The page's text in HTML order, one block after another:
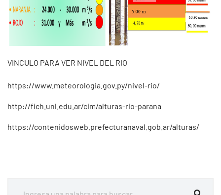
VINCULO PARA VER NIVEL DEL RIO
https://www.meteorologia.gov.py/nivel-rio/
http://fich.unl.edu.ar/cim/alturas-rio-parana
https://contenidosweb.prefecturanaval.gob.ar/alturas/